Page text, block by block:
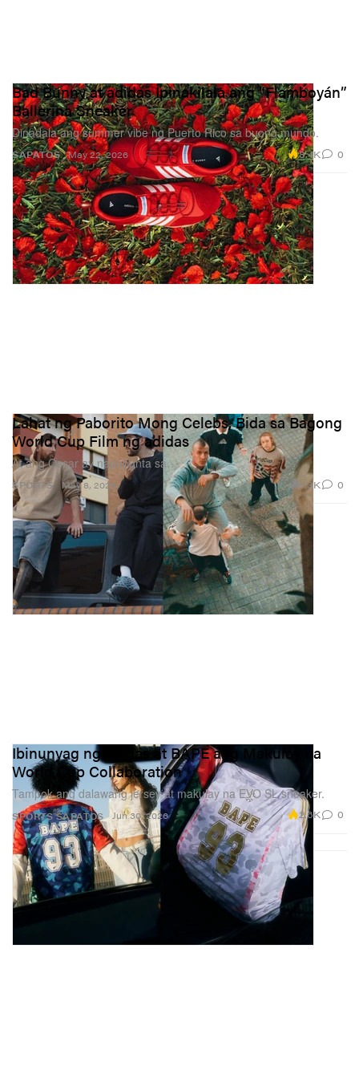
SAPATOS
Bad Bunny at adidas Ipinakilala ang “Flamboyán”
Ballerina Sneaker
Dinadala ang summer vibe ng Puerto Rico sa buong mundo.
May 22, 2026 8.4K 0
SPORTS
Lahat ng Paborito Mong Celebs, Bida sa Bagong
World Cup Film ng adidas
At ang Oscar ay napupunta sa…
May 8, 2026 1.3K 0
SPORTS SAPATOS
Ibinunyag ng adidas at BAPE ang Makulay na
World Cup Collaboration
Tampok ang dalawang jersey at makulay na EVO SL sneaker.
Jun 30, 2026 2.6K 0